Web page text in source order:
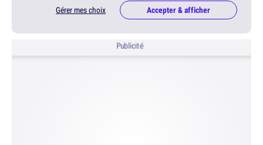
Gérer mes choix Accepter & afficher
Publicité